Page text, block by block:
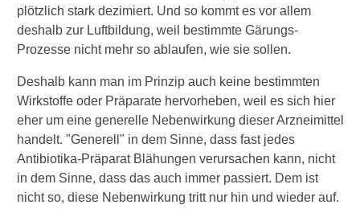
plötzlich stark dezimiert. Und so kommt es vor allem
deshalb zur Luftbildung, weil bestimmte Gärungs-
Prozesse nicht mehr so ablaufen, wie sie sollen.
Deshalb kann man im Prinzip auch keine bestimmten
Wirkstoffe oder Präparate hervorheben, weil es sich hier
eher um eine generelle Nebenwirkung dieser Arzneimittel
handelt. "Generell" in dem Sinne, dass fast jedes
Antibiotika-Präparat Blähungen verursachen kann, nicht
in dem Sinne, dass das auch immer passiert. Dem ist
nicht so, diese Nebenwirkung tritt nur hin und wieder auf.
c
h
?
W
i
e
i
r
k
e